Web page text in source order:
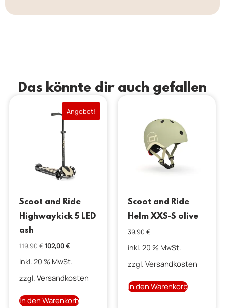
Das könnte dir auch gefallen
Angebot!
Scoot and Ride
Highwaykick 5 LED
ash
119,90€102,00€
inkl. 20 % MwSt.
zzgl. Versandkosten
In den Warenkorb
Scoot and Ride
Helm XXS-S olive
39,90 €
inkl. 20 % MwSt.
zzgl. Versandkosten
In den Warenkorb